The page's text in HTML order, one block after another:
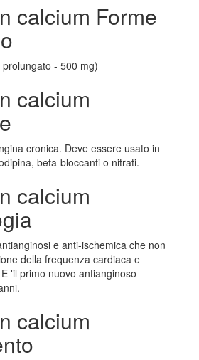
calcium Forme
- 500 mg)
calcium
cronica. Deve essere usato in
beta-bloccanti o nitrati.
calcium
e anti-ischemica che non
della frequenza cardiaca e
'il primo nuovo antianginoso
calcium